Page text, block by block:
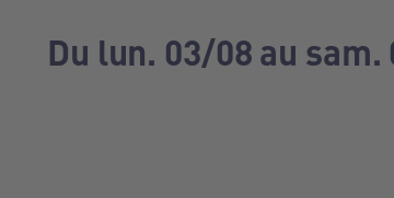
Du lun. 03/08 au